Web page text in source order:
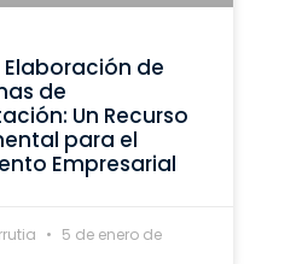
de
de
Un Recurso
para el
Empresarial
5 de enero de